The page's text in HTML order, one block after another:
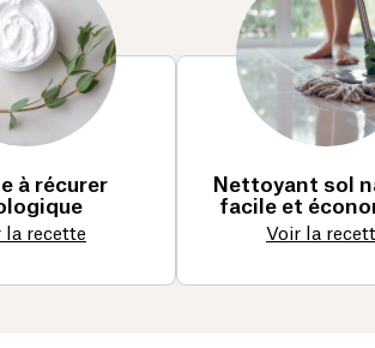
à récurer
la recette
Nettoyant sol
facile et
Voir la